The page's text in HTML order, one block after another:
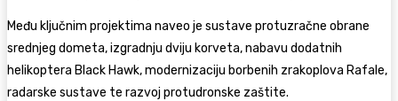
Među ključnim projektima naveo je sustave protuzračne obrane
srednjeg dometa, izgradnju dviju korveta, nabavu dodatnih
helikoptera Black Hawk, modernizaciju borbenih zrakoplova Rafale,
radarske sustave te razvoj protudronske zaštite.